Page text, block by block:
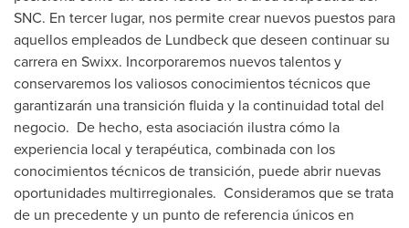
SNC. En tercer lugar, nos permite crear nuevos puestos para
aquellos empleados de Lundbeck que deseen continuar su
carrera en Swixx. Incorporaremos nuevos talentos y
conservaremos los valiosos conocimientos técnicos que
garantizarán una transición fluida y la continuidad total del
negocio. De hecho, esta asociación ilustra cómo la
experiencia local y terapéutica, combinada con los
conocimientos técnicos de transición, puede abrir nuevas
oportunidades multirregionales. Consideramos que se trata
de un precedente y un punto de referencia únicos en